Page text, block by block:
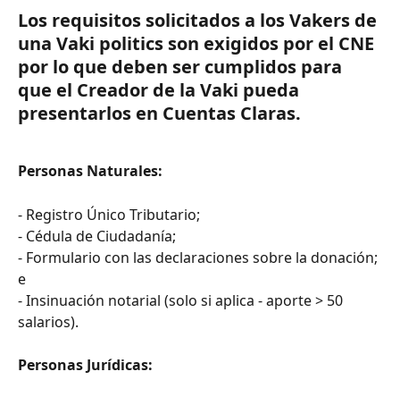
Los requisitos solicitados a los Vakers de
una Vaki politics son exigidos por el CNE
por lo que deben ser cumplidos para
que el Creador de la Vaki pueda
presentarlos en Cuentas Claras.
Personas Naturales:
- Registro Único Tributario;
- Cédula de Ciudadanía;
- Formulario con las declaraciones sobre la donación;
e
- Insinuación notarial (solo si aplica - aporte > 50
salarios).
Personas Jurídicas: